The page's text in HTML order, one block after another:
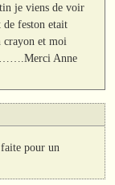
je viens de voir
de feston etait
et moi
…….Merci Anne
pour un